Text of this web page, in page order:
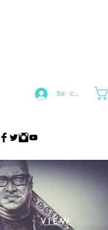
Se connecter
VIEW